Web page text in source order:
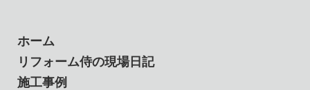
ホーム
リフォーム侍の現場日記
施工事例